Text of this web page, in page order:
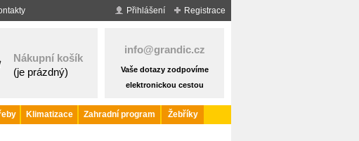
Registrace
Přihlášení
Nákupní košík
(je prázdný)
info@grandic.cz
Vaše dotazy zodpovíme
elektronickou cestou
Klimatizace Zahradní program
Žebříky